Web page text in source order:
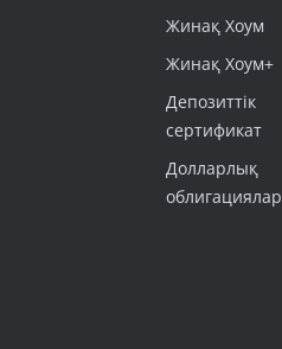
Жинақ Хоум
Жинақ Хоум+
Депозиттік
сертификат
Долларлық
облигациялар